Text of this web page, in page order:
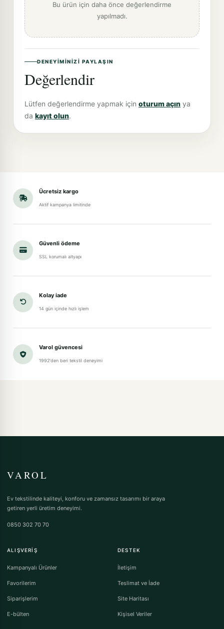
Bu ürün için daha önce değerlendirme
yapılmadı.
DENEYIMINIZI PAYLAŞIN
Değerlendir
Lütfen değerlendirme yapmak için oturum açın ya
da kayıt olun.
Ücretsiz kargo
Aktif kampanya limitinde
Güvenli ödeme
SSL korumalı altyapı
Kolay iade
14 gün içinde hızlı işlem
Varol güvencesi
1992'den beri tekstil deneyimi
VAROL
Ev tekstilinde kaliteyi, konforu ve zamansız tasarımı bir araya
getiren yerli üretim deneyimi.
0850 302 70 70
ALIŞVERIŞ
Kampanyalı Ürünler
Favorilerim
Siparişlerim
E-bülten
DESTEK
İletişim
Teslimat ve İade
Site Haritası
Kişisel Veriler